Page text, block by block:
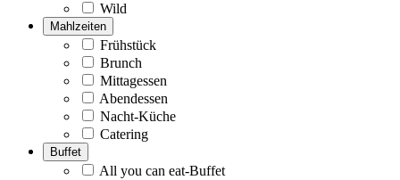
Wild
Mahlzeiten
Frühstück
Brunch
Mittagessen
Abendessen
Nacht-Küche
Catering
Buffet
All you can eat-Buffet